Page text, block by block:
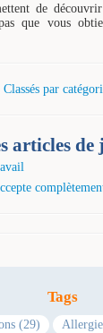
de
que vous
Classés par
articles de
Tags
(29)